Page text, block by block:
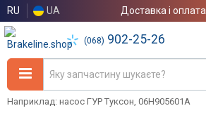
RU UA Доставка і оплата
(068) 902-25-26
Наприклад: насос ГУР Туксон, 06H905601A